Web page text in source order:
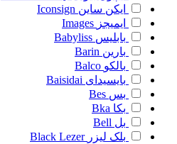
ایکن ساین Iconsign
ایمیجز Images
بابلیس Babyliss
بارین Barin
بالکو Balco
بایسیدای Baisidai
بس Bes
بکا Bka
بل Bell
بلک لیزر Black Lezer